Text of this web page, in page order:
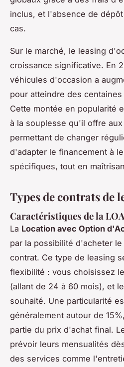
inclus, et l'absence de
cas.
Sur le marché, le leasing
croissance significative. En
véhicules d'occasion a
pour atteindre des
Cette montée en popularité
à la souplesse qu'il offre
permettant de changer
d'adapter le financement à
spécifiques, tout en
Types de contrats de
Caractéristiques de la LOA
La Location avec Option
par la possibilité d'acheter
contrat. Ce type de leasing
flexibilité : vous choisissez
(allant de 24 à 60 mois), et
souhaité. Une particularité
généralement autour de
partie du prix d'achat final.
prévoir leurs mensualités
des services comme